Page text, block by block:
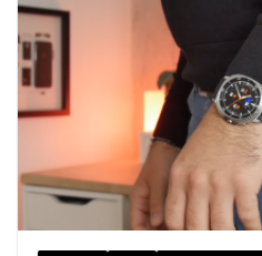
r
e
e
m
i